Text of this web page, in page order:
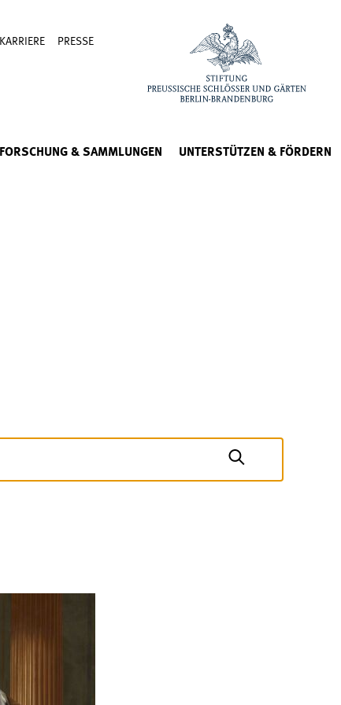
KARRIERE PRESSE
FORSCHUNG & SAMMLUNGEN UNTERSTÜTZEN & FÖRDERN